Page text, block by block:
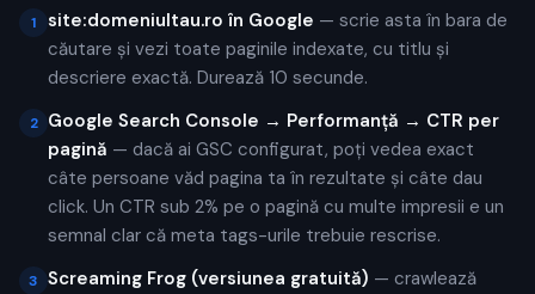
1 site:domeniultau.ro în Google — scrie asta în bara de
căutare și vezi toate paginile indexate, cu titlu și
descriere exactă. Durează 10 secunde.
2 Google Search Console → Performanță → CTR per
pagină — dacă ai GSC configurat, poți vedea exact
câte persoane văd pagina ta în rezultate și câte dau
click. Un CTR sub 2% pe o pagină cu multe impresii e un
semnal clar că meta tags-urile trebuie rescrise.
3 Screaming Frog (versiunea gratuită) — crawlează